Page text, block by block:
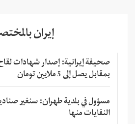
إيران
صحيفة إيرانية: إصدار شهادات
بمقابل يصل إلى 5 ملايين تومان
مسؤول في بلدية طهران: سنغير
النفايات منها